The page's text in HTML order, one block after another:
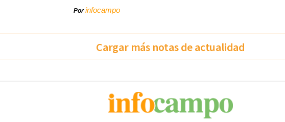
Porinfocampo
Cargar más notas de actualidad